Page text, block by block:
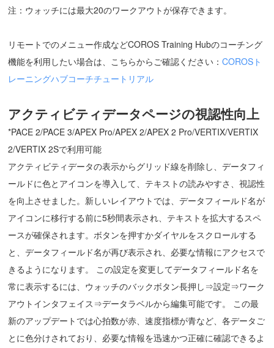
注：ウォッチには最大20のワークアウトが保存できます。
リモートでのメニュー作成などCOROS Training Hubのコーチング
機能を利用したい場合は、こちらからご確認ください： COROSト
レーニングハブコーチチュートリアル
アクティビティデータページの視認性向上
*PACE 2/PACE 3/APEX Pro/APEX 2/APEX 2 Pro/VERTIX/VERTIX
2/VERTIX 2Sで利用可能
アクティビティデータの表示からグリッド線を削除し、データフィ
ールドに色とアイコンを導入して、テキストの読みやすさ、視認性
を向上させました。新しいレイアウトでは、データフィールド名が
アイコンに移行する前に5秒間表示され、テキストを拡大するスペ
ースが確保されます。ボタンを押すかダイヤルをスクロールする
と、データフィールド名が再び表示され、必要な情報にアクセスで
きるようになります。 この設定を変更してデータフィールド名を
常に表示するには、ウォッチのバックボタン長押し⇒設定⇒ワーク
アウトインタフェイス⇒データラベルから編集可能です。 この最
新のアップデートでは心拍数が赤、速度指標が青など、各データご
とに色分けされており、必要な情報を迅速かつ正確に確認できるよ